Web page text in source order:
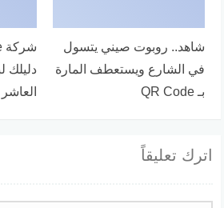
دليلك
شاهد.. روبوت صيني يتسول
في الشارع ويستعطف المارة
بـ QR Code
اترك تعليقاً